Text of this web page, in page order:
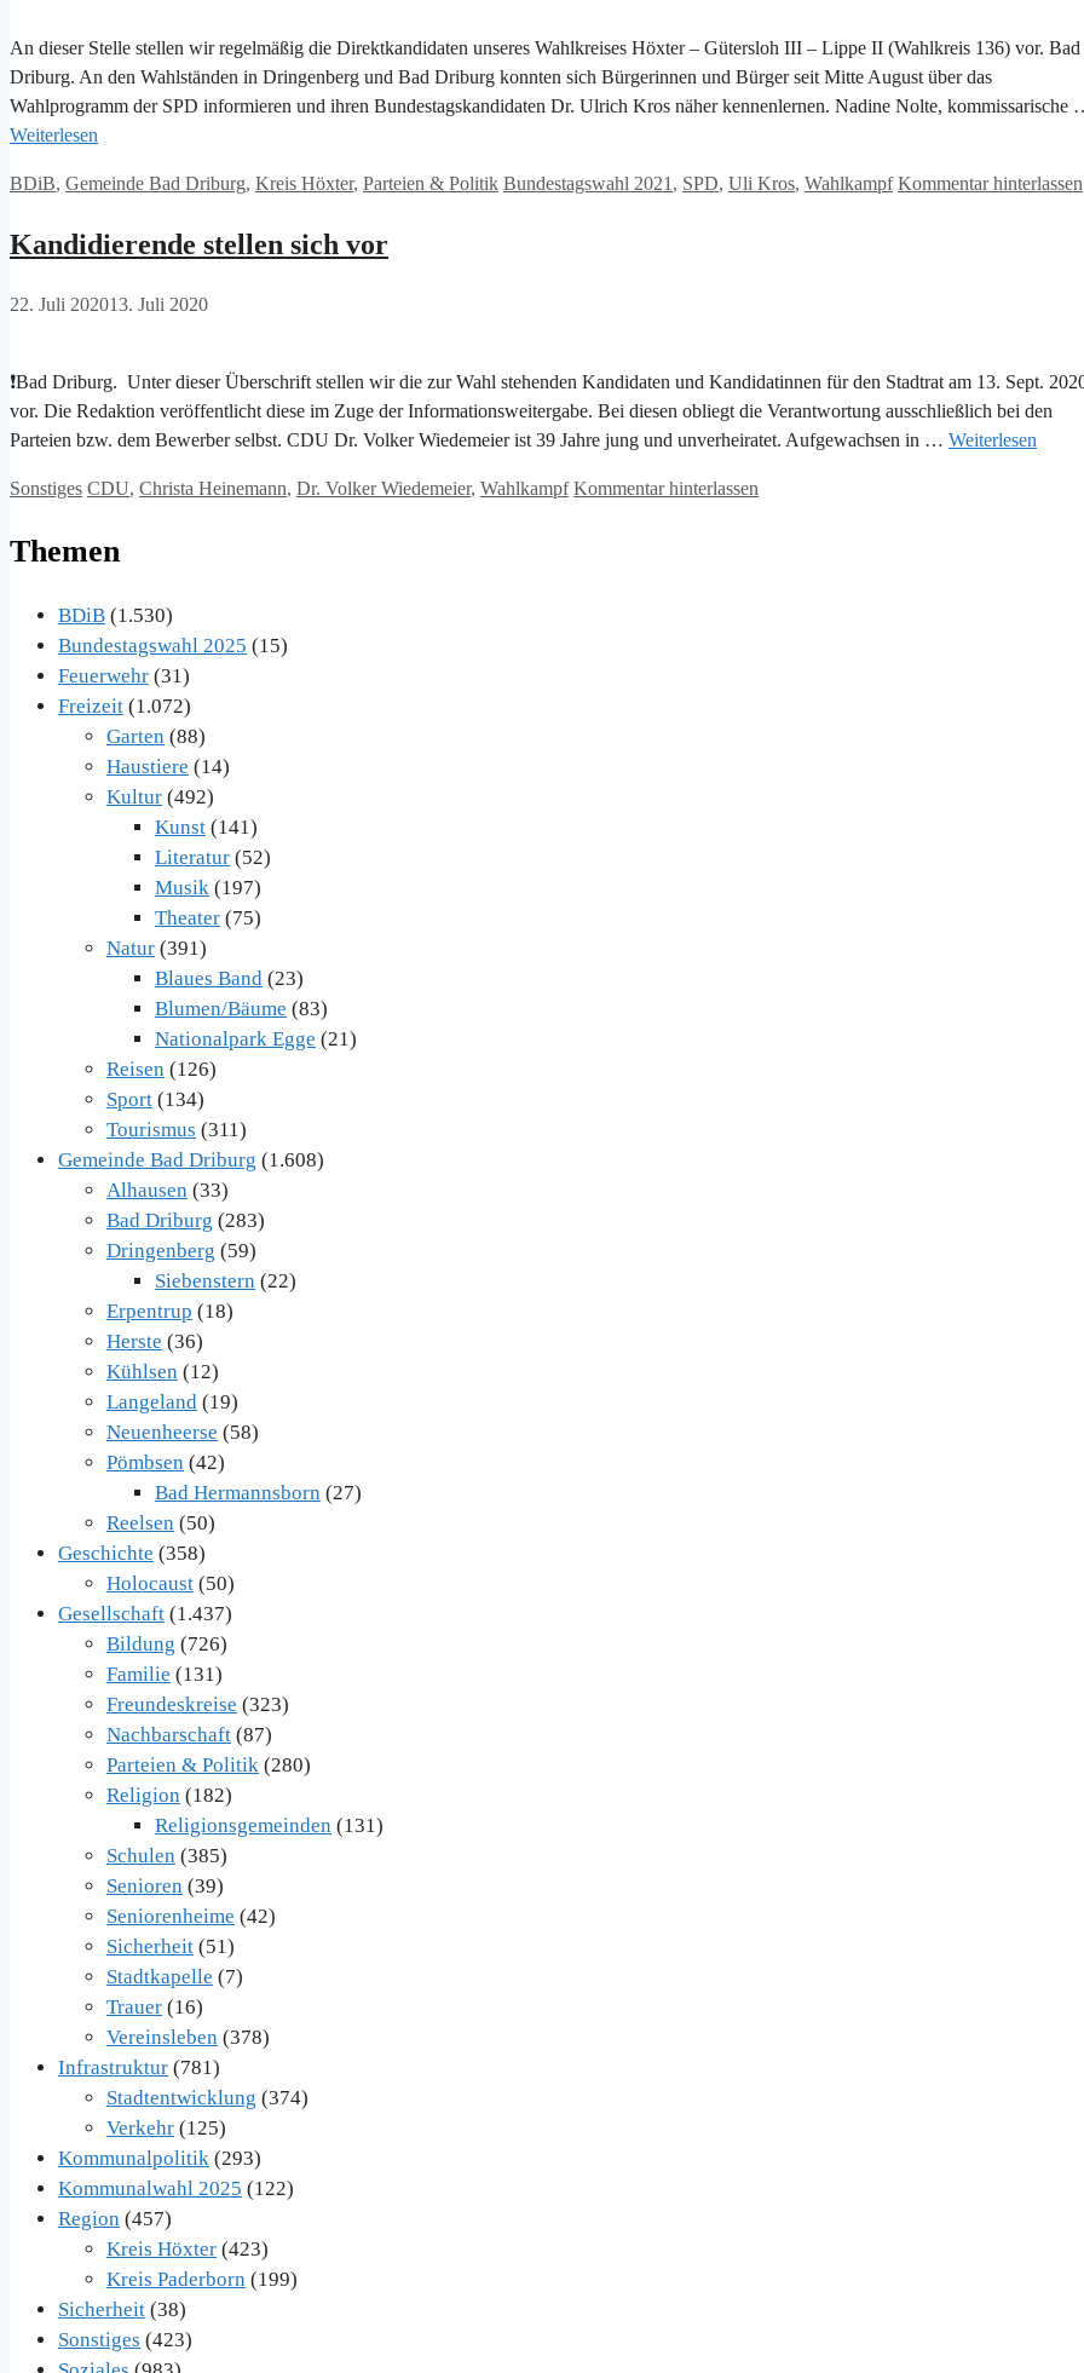
An dieser Stelle stellen wir regelmäßig die Direktkandidaten unseres Wahlkreises Höxter – Gütersloh III – Lippe II (Wahlkreis 136) vor. Bad
Driburg. An den Wahlständen in Dringenberg und Bad Driburg konnten sich Bürgerinnen und Bürger seit Mitte August über das
Wahlprogramm der SPD informieren und ihren Bundestagskandidaten Dr. Ulrich Kros näher kennenlernen. Nadine Nolte, kommissarische
Weiterlesen
Kategorien
BDiB, Gemeinde Bad Driburg, Kreis Höxter, Parteien & Politik Schlagwörter
Bundestagswahl 2021 , SPD, Uli Kros, Wahlkampf Kommentar hinterlassen
Kandidierende stellen sich vor
22. Juli 202013. Juli 2020
❗Bad Driburg. Unter dieser Überschrift stellen wir die zur Wahl stehenden Kandidaten und Kandidatinnen für den Stadtrat am 13. Sept.
vor. Die Redaktion veröffentlicht diese im Zuge der Informationsweitergabe. Bei diesen obliegt die Verantwortung ausschließlich bei den
Parteien bzw. dem Bewerber selbst. CDU Dr. Volker Wiedemeier ist 39 Jahre jung und unverheiratet. Aufgewachsen in … Weiterlesen
Kategorien
Sonstiges Schlagwörter
CDU, Christa Heinemann, Dr. Volker Wiedemeier, Wahlkampf Kommentar hinterlassen
Themen
BDiB (1.530)
Bundestagswahl 2025 (15)
Feuerwehr (31)
Freizeit (1.072)
Garten (88)
Haustiere (14)
Kultur (492)
Kunst (141)
Literatur (52)
Musik (197)
Theater (75)
Natur (391)
Blaues Band (23)
Blumen/Bäume (83)
Nationalpark Egge (21)
Reisen (126)
Sport (134)
Tourismus (311)
Gemeinde Bad Driburg (1.608)
Alhausen (33)
Bad Driburg (283)
Dringenberg (59)
Siebenstern (22)
Erpentrup (18)
Herste (36)
Kühlsen (12)
Langeland (19)
Neuenheerse (58)
Pömbsen (42)
Bad Hermannsborn (27)
Reelsen (50)
Geschichte (358)
Holocaust (50)
Gesellschaft (1.437)
Bildung (726)
Familie (131)
Freundeskreise (323)
Nachbarschaft (87)
Parteien & Politik (280)
Religion (182)
Religionsgemeinden (131)
Schulen (385)
Senioren (39)
Seniorenheime (42)
Sicherheit (51)
Stadtkapelle (7)
Trauer (16)
Vereinsleben (378)
Infrastruktur (781)
Stadtentwicklung (374)
Verkehr (125)
Kommunalpolitik (293)
Kommunalwahl 2025 (122)
Region (457)
Kreis Höxter (423)
Kreis Paderborn (199)
Sicherheit (38)
Sonstiges (423)